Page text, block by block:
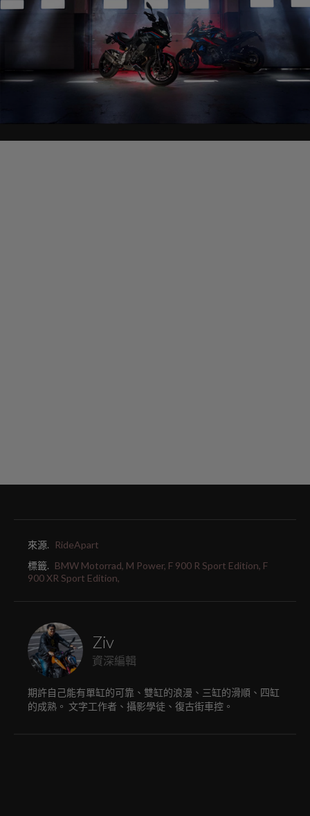
來源.
RideApart
標籤. BMW Motorrad, M Power, F 900 R Sport Edition, F
900 XR Sport Edition,
Ziv
資深編輯
期許自己能有單缸的可靠、雙缸的浪漫、三缸的滑順、四缸
的成熟。 文字工作者、攝影學徒、復古街車控。